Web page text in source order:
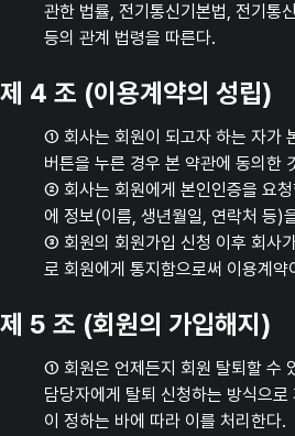
관한 법률, 전기통신기본법, 전기통
등의 관계 법령을 따른다.
제 4 조 (이용계약의 성립)
① 회사는 회원이 되고자 하는 자가
버튼을 누른 경우 본 약관에 동의한
② 회사는 회원에게 본인인증을 요
에 정보(이름, 생년월일, 연락처 등)
③ 회원의 회원가입 신청 이후 회사
로 회원에게 통지함으로써 이용계약
제 5 조 (회원의 가입해지)
① 회원은 언제든지 회원 탈퇴할 수
담당자에게 탈퇴 신청하는 방식으
이 정하는 바에 따라 이를 처리한다.